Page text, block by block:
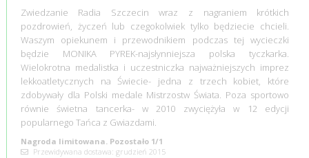
Zwiedzanie Radia Szczecin wraz z nagraniem krótkich
pozdrowień, życzeń lub czegokolwiek tylko będziecie chcieli.
Waszym opiekunem i przewodnikiem podczas tej wycieczki
będzie MONIKA PYREK-najsłynniejsza polska tyczkarka.
Wielokrotna medalistka i uczestniczka najważniejszych imprez
lekkoatletycznych na Świecie- jedna z trzech kobiet, które
zdobywały dla Polski medale Mistrzostw Świata. Poza sportowo
równie świetna tancerka- w 2010 zwyciężyła w 12 edycji
popularnego Tańca z Gwiazdami.
Nagroda limitowana. Pozostało 1/1
Przewidywana dostawa: grudzień 2015